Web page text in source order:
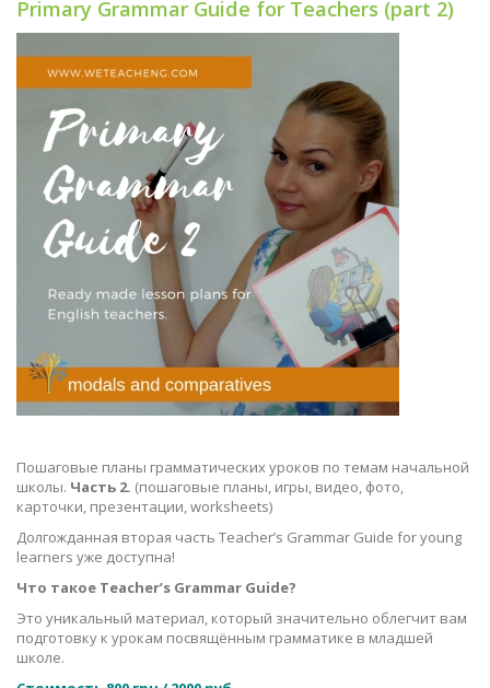
Primary Grammar Guide for Teachers (part 2)
Пошаговые планы грамматических уроков по темам начальной
школы. Часть 2. (пошаговые планы, игры, видео, фото,
карточки, презентации, worksheets)
Долгожданная вторая часть Teacher’s Grammar Guide for young
learners уже доступна!
Что такое Teacher’s Grammar Guide?
Это уникальный материал, который значительно облегчит вам
подготовку к урокам посвящённым грамматике в младшей
школе.